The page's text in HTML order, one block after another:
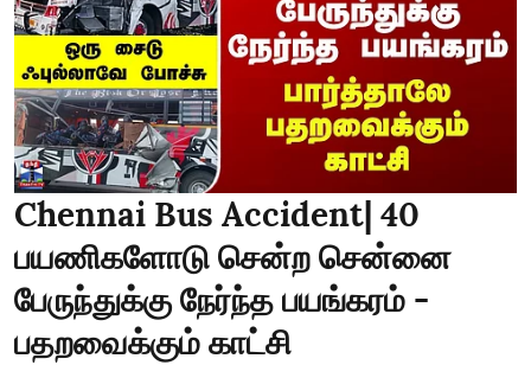
Chennai Bus Accident| 40
பயணிகளோடு சென்ற சென்னை
பேருந்துக்கு நேர்ந்த பயங்கரம் -
பதறவைக்கும் காட்சி